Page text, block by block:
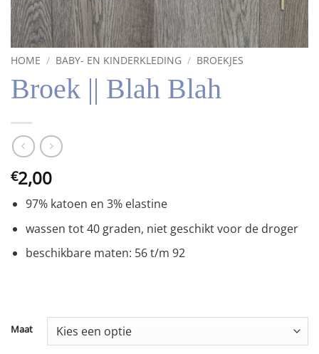
HOME / BABY- EN KINDERKLEDING / BROEKJES
Broek || Blah Blah
€2,00
97% katoen en 3% elastine
wassen tot 40 graden, niet geschikt voor de droger
beschikbare maten: 56 t/m 92
Maat